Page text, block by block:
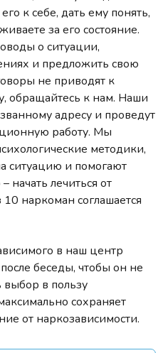
к себе, дать ему понять,
за его состояние.
о ситуации,
и предложить свою
не приводят к
обращайтесь к нам. Наши
адресу и проведут
работу. Мы
методики,
ситуацию и помогают
начать лечиться от
наркоман соглашается
в наш центр
беседы, чтобы он не
выбор в пользу
сохраняет
от наркозависимости.